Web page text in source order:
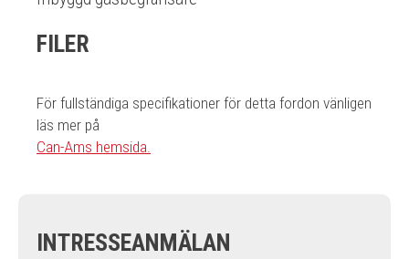
FILER
För fullständiga specifikationer för detta fordon vänligen
läs mer på
Can-Ams hemsida.
INTRESSEANMÄLAN